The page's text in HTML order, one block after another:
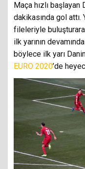
Maça hızlı başlayan
dakikasında gol
fileleriyle
ilk yarının
böylece ilk yarı
EURO 2020’de